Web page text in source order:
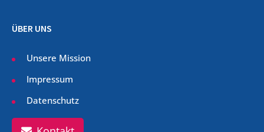
ÜBER UNS
Unsere Mission
Impressum
Datenschutz